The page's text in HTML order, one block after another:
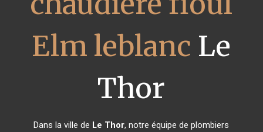
Elm leblanc Le
Thor
Dans la ville de Le Thor, notre équipe de plombiers